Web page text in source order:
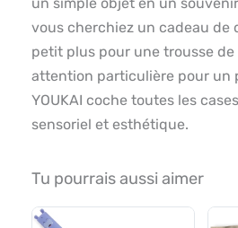
vous cherchiez un cadeau de
petit plus pour une trousse
attention particulière pour un
YOUKAI coche toutes les
sensoriel et esthétique.
Tu pourrais aussi aimer